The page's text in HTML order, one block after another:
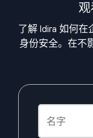
了解 Idira 如何
身份安全。在不